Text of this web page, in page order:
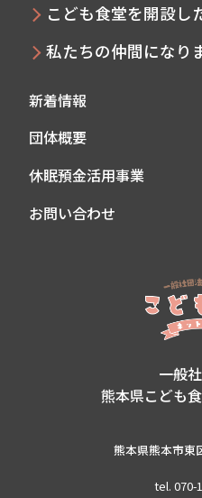
こども食堂を開設し
私たちの仲間になり
新着情報
団体概要
休眠預金活用事業
お問い合わせ
一般
熊本県こども
熊本県熊本市東
tel. 070-